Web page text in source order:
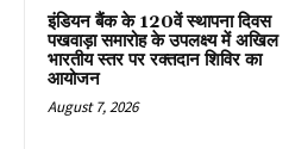
इंडियन बैंक के 120वें स्थापना दिवस
पखवाड़ा समारोह के उपलक्ष्य में अखिल
भारतीय स्तर पर रक्तदान शिविर का
आयोजन
August 7, 2026